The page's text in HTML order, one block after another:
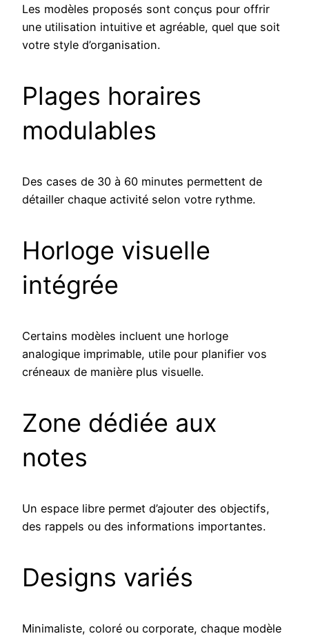
Les modèles proposés sont conçus pour offrir
une utilisation intuitive et agréable, quel que soit
votre style d’organisation.
Plages horaires
modulables
Des cases de 30 à 60 minutes permettent de
détailler chaque activité selon votre rythme.
Horloge visuelle
intégrée
Certains modèles incluent une horloge
analogique imprimable, utile pour planifier vos
créneaux de manière plus visuelle.
Zone dédiée aux
notes
Un espace libre permet d’ajouter des objectifs,
des rappels ou des informations importantes.
Designs variés
Minimaliste, coloré ou corporate, chaque modèle